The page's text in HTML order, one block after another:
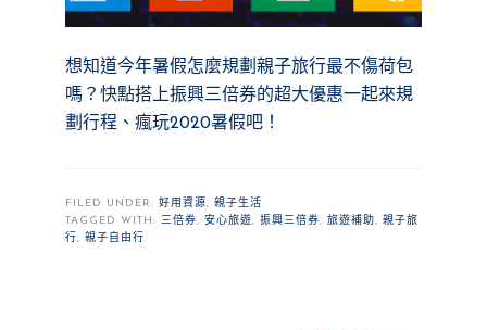
想知道今年暑假怎麼規劃親子旅行最不傷荷包
嗎？快點搭上振興三倍券的超大優惠一起來規
劃行程、瘋玩2020暑假吧！
FILED UNDER: 好用資源, 親子生活
TAGGED WITH: 三倍券, 安心旅遊, 振興三倍券, 旅遊補助, 親子旅
行, 親子自由行